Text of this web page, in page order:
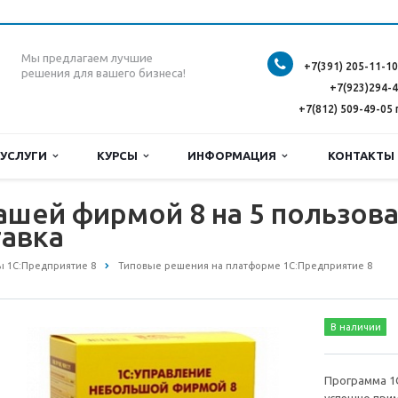
Мы предлагаем лучшие
решения для вашего бизнеса!
+7(391) 205-11-
+7(812) 509-49-05
УСЛУГИ КУРСЫ ИНФОРМАЦИЯ
фирмой 8 на 5
1С:Предприятие 8 Типовые решения на платформе 1С:Предприятие 8
В наличии
Программа